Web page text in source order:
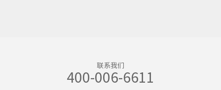
联系我们
400-006-6611